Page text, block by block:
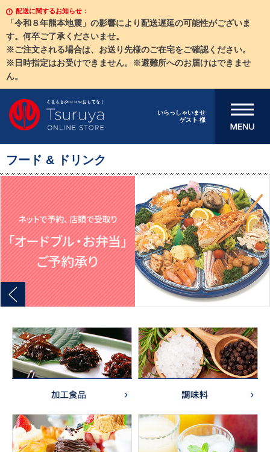
配送に関するお知らせ：
「令和８年熊本地震」の影響により配送遅延の可能性がございま
す。何卒ご了承くださいませ。
※ご注文される場合は、お送り先様のご在宅をご確認ください。
※日時指定はお受けできません。※避難所へのお届けはできませ
ん。
いらっしゃいませ
ゲスト 様
メニューを開
フード & ドリンク